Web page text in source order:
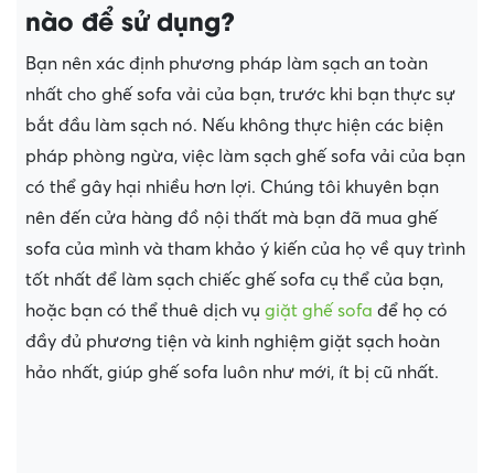
nào để sử dụng?
Bạn nên xác định phương pháp làm sạch an toàn
nhất cho ghế sofa vải của bạn, trước khi bạn thực sự
bắt đầu làm sạch nó. Nếu không thực hiện các biện
pháp phòng ngừa, việc làm sạch ghế sofa vải của bạn
có thể gây hại nhiều hơn lợi. Chúng tôi khuyên bạn
nên đến cửa hàng đồ nội thất mà bạn đã mua ghế
sofa của mình và tham khảo ý kiến ​​của họ về quy trình
tốt nhất để làm sạch chiếc ghế sofa cụ thể của bạn,
hoặc bạn có thể thuê dịch vụ giặt ghế sofa để họ có
đầy đủ phương tiện và kinh nghiệm giặt sạch hoàn
hảo nhất, giúp ghế sofa luôn như mới, ít bị cũ nhất.